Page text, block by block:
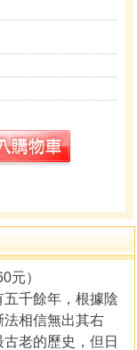
元）
千餘年，根據陰
法相信無出其右
老的歷史，但日